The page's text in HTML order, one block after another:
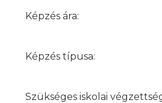
Képzés ára:
Képzés típusa:
Szükséges iskolai